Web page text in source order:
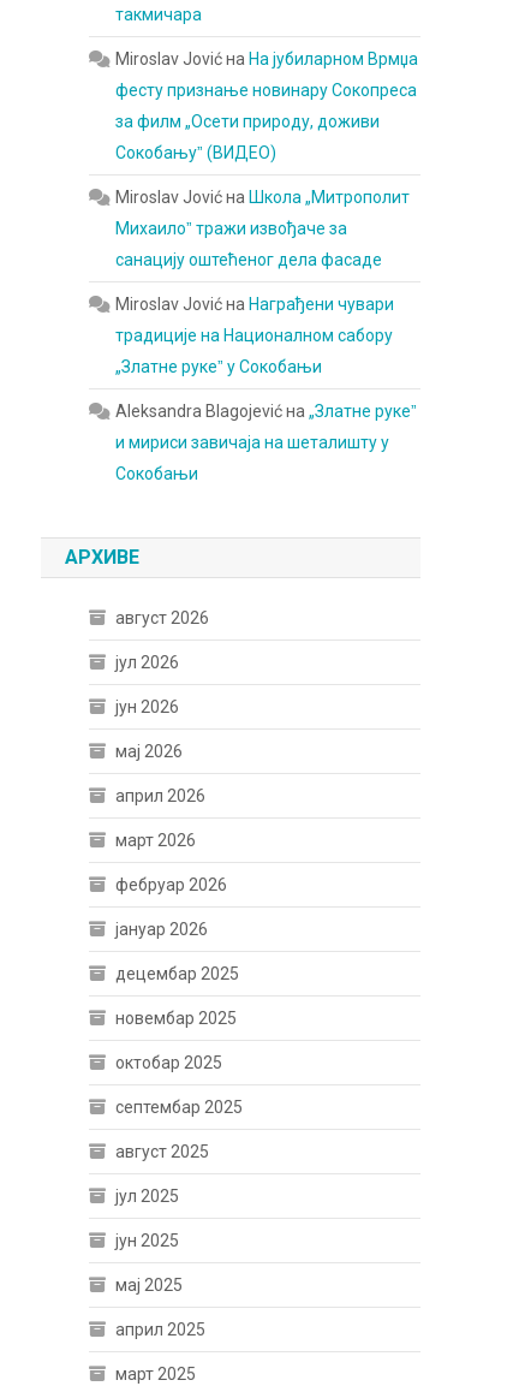
такмичара
Miroslav Jovićна На јубиларном Врмџа
фесту признање новинару Сокопреса
за филм „Осети природу, доживи
Сокобањуˮ (ВИДЕО)
Miroslav Jovićна Школа „Митрополит
Михаилоˮ тражи извођаче за
санацију оштећеног дела фасаде
Miroslav Jovićна Награђени чувари
традиције на Националном сабору
„Златне рукеˮ у Сокобањи
Aleksandra Blagojevićна„Златне рукеˮ
и мириси завичаја на шеталишту у
Сокобањи
АРХИВЕ
август 2026
јул 2026
јун 2026
мај 2026
април 2026
март 2026
фебруар 2026
јануар 2026
децембар 2025
новембар 2025
октобар 2025
септембар 2025
август 2025
јул 2025
јун 2025
мај 2025
април 2025
март 2025